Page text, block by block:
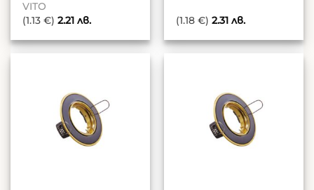
VITO
(1.13 €) 2.21лв. (1.18 €) 2.31лв.